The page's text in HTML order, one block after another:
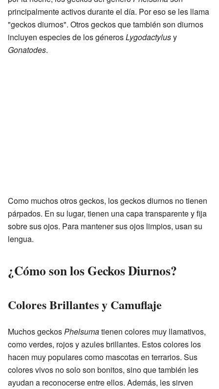
principalmente activos durante el día. Por eso se les llama
"geckos diurnos". Otros geckos que también son diurnos
incluyen especies de los génerosLygodactylusy
Gonatodes.
Como muchos otros geckos, los geckos diurnos no tienen
párpados. En su lugar, tienen una capa transparente y fija
sobre sus ojos. Para mantener sus ojos limpios, usan su
lengua.
¿Cómo son los Geckos Diurnos?
Colores Brillantes y Camuflaje
Muchos geckosPhelsumatienen colores muy llamativos,
como verdes, rojos y azules brillantes. Estos colores los
hacen muy populares como mascotas en terrarios. Sus
colores vivos no solo son bonitos, sino que también les
ayudan a reconocerse entre ellos. Además, les sirven